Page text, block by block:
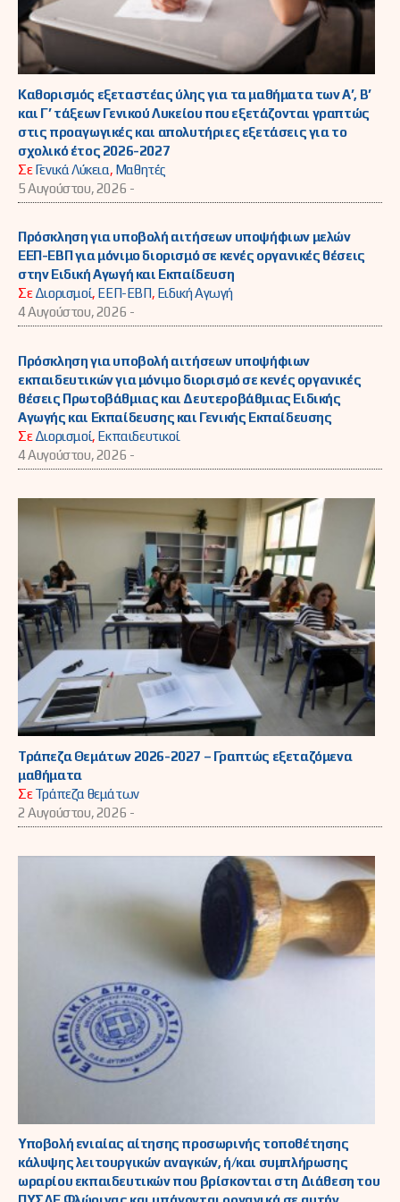
Καθορισμός εξεταστέας ύλης για τα μαθήματα των Α’, Β’
και Γ’ τάξεων Γενικού Λυκείου που εξετάζονται γραπτώς
στις προαγωγικές και απολυτήριες εξετάσεις για το
σχολικό έτος 2026-2027
ΣεΓενικά Λύκεια, Μαθητές
5 Αυγούστου, 2026 -
Πρόσκληση για υποβολή αιτήσεων υποψήφιων μελών
ΕΕΠ-ΕΒΠ για μόνιμο διορισμό σε κενές οργανικές θέσεις
στην Ειδική Αγωγή και Εκπαίδευση
ΣεΔιορισμοί, ΕΕΠ-ΕΒΠ, Ειδική Αγωγή
4 Αυγούστου, 2026 -
Πρόσκληση για υποβολή αιτήσεων υποψήφιων
εκπαιδευτικών για μόνιμο διορισμό σε κενές οργανικές
θέσεις Πρωτοβάθμιας και Δευτεροβάθμιας Ειδικής
Αγωγής και Εκπαίδευσης και Γενικής Εκπαίδευσης
ΣεΔιορισμοί, Εκπαιδευτικοί
4 Αυγούστου, 2026 -
Τράπεζα Θεμάτων 2026-2027 – Γραπτώς εξεταζόμενα
μαθήματα
ΣεΤράπεζα θεμάτων
2 Αυγούστου, 2026 -
Υποβολή ενιαίας αίτησης προσωρινής τοποθέτησης
κάλυψης λειτουργικών αναγκών, ή/και συμπλήρωσης
ωραρίου εκπαιδευτικών που βρίσκονται στη Διάθεση του